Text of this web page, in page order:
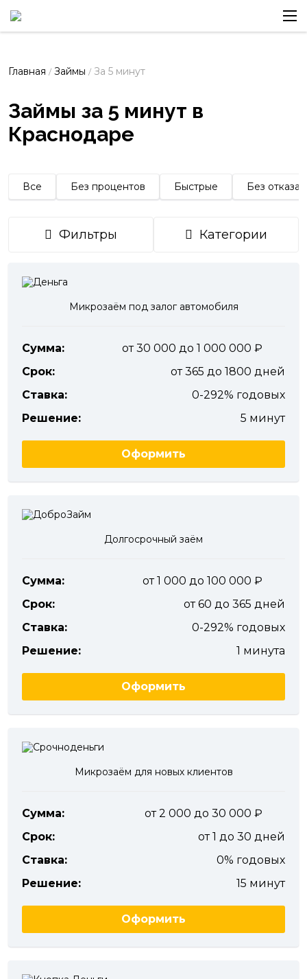
Главная / Займы / За 5 минут
Займы за 5 минут в
Краснодаре
Все Без процентов Быстрые Без отказа
Фильтры Категории
Микрозаём под залог автомобиля
Сумма:
от 30 000 до 1 000 000
Срок:
от 365 до 1800 дней
Ставка:
0-292% годовых
Решение:
5 минут
Оформить
Долгосрочный заём
Сумма:
от 1 000 до 100 000
Срок:
от 60 до 365 дней
Ставка:
0-292% годовых
Решение:
1 минута
Оформить
Микрозаём для новых клиентов
Сумма:
от 2 000 до 30 000
Срок:
от 1 до 30 дней
Ставка:
0% годовых
Решение:
15 минут
Оформить